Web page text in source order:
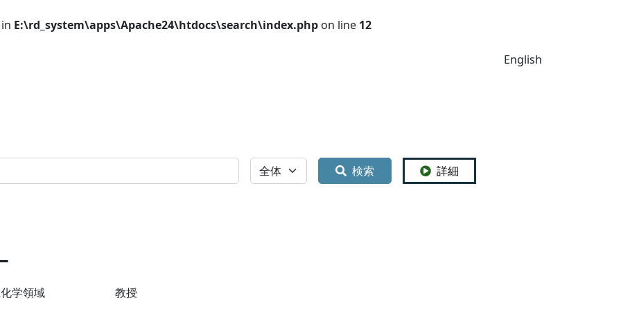
E:\rd_system\apps\Apache24\htdocs\search\index.php on line 12
English
全体 検索 詳細
学領域 教授